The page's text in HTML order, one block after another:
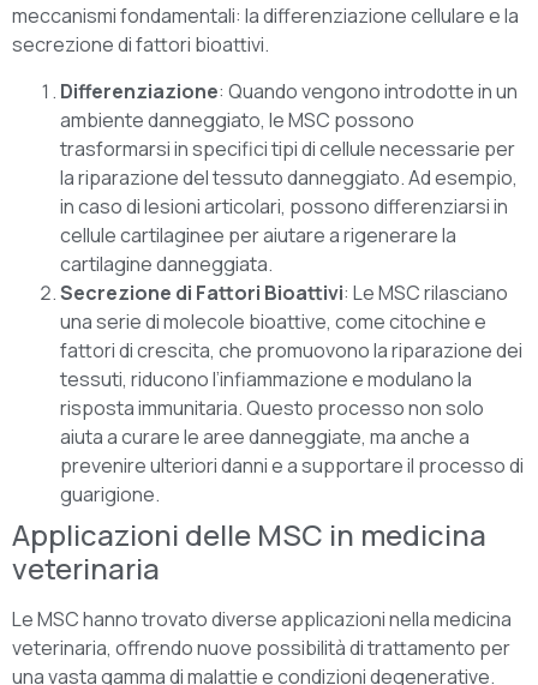
meccanismi fondamentali: la differenziazione cellulare e la
secrezione di fattori bioattivi.
Differenziazione: Quando vengono introdotte in un
ambiente danneggiato, le MSC possono
trasformarsi in specifici tipi di cellule necessarie per
la riparazione del tessuto danneggiato. Ad esempio,
in caso di lesioni articolari, possono differenziarsi in
cellule cartilaginee per aiutare a rigenerare la
cartilagine danneggiata.
Secrezione di Fattori Bioattivi: Le MSC rilasciano
una serie di molecole bioattive, come citochine e
fattori di crescita, che promuovono la riparazione dei
tessuti, riducono l’infiammazione e modulano la
risposta immunitaria. Questo processo non solo
aiuta a curare le aree danneggiate, ma anche a
prevenire ulteriori danni e a supportare il processo di
guarigione.
Applicazioni delle MSC in medicina
veterinaria
Le MSC hanno trovato diverse applicazioni nella medicina
veterinaria, offrendo nuove possibilità di trattamento per
una vasta gamma di malattie e condizioni degenerative.